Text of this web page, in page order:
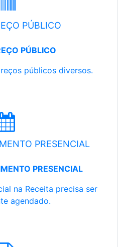
PÚBLICO
PÚBLICO
públicos diversos.
PRESENCIAL
PRESENCIAL
na Receita precisa ser
agendado.